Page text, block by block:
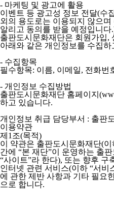
- 마케팅 및 광고에 활용
이벤트 등 광고성 정보 전달(수
외의 용도로는 이용되지 않으
알리고 동의를 받을 예정입니다
출판도시문화재단은 회원가입,
아래와 같은 개인정보를 수집하
- 수집항목
필수항목: 이름, 이메일, 전화번
- 개인정보 수집방법
출판도시문화재단 홈페이지
하고 있습니다.
개인정보 취급 담당부서 : 출판
이용약관
제1조(목적)
이 약관은 출판도시문화재단(
간에 “본 재단”이 운영하는 출
“사이트”라 한다), 또는 향후 구
인터넷 관련 서비스(이하 “서비
에 관한 제반 사항과 기타 필요
으로 합니다.